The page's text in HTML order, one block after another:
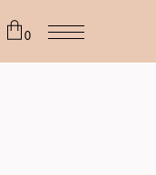
0